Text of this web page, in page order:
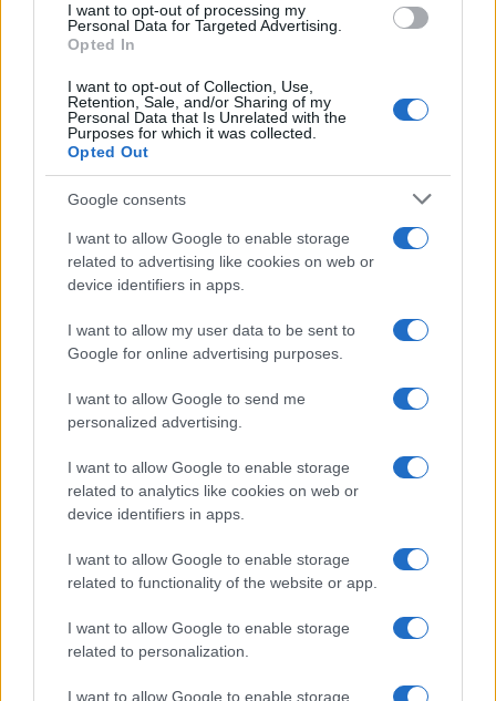
consent section.
I want to opt-out of processing my
Personal Data for Targeted Advertising.
Opted In
I want to opt-out of Collection, Use,
Retention, Sale, and/or Sharing of my
Personal Data that Is Unrelated with the
Purposes for which it was collected.
Opted Out
Google consents
I want to allow Google to enable storage
related to advertising like cookies on web or
device identifiers in apps.
I want to allow my user data to be sent to
Google for online advertising purposes.
I want to allow Google to send me
personalized advertising.
I want to allow Google to enable storage
related to analytics like cookies on web or
device identifiers in apps.
I want to allow Google to enable storage
related to functionality of the website or app.
I want to allow Google to enable storage
related to personalization.
I want to allow Google to enable storage